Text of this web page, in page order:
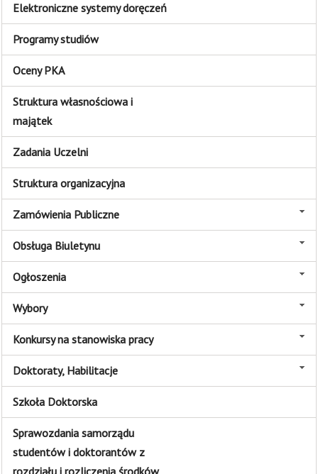
Elektroniczne systemy doręczeń
Programy studiów
Oceny PKA
Struktura własnościowa i
majątek
Zadania Uczelni
Struktura organizacyjna
Zamówienia Publiczne
Obsługa Biuletynu
Ogłoszenia
Wybory
Konkursy na stanowiska pracy
Doktoraty, Habilitacje
Szkoła Doktorska
Sprawozdania samorządu
studentów i doktorantów z
rozdziału i rozliczenia środków